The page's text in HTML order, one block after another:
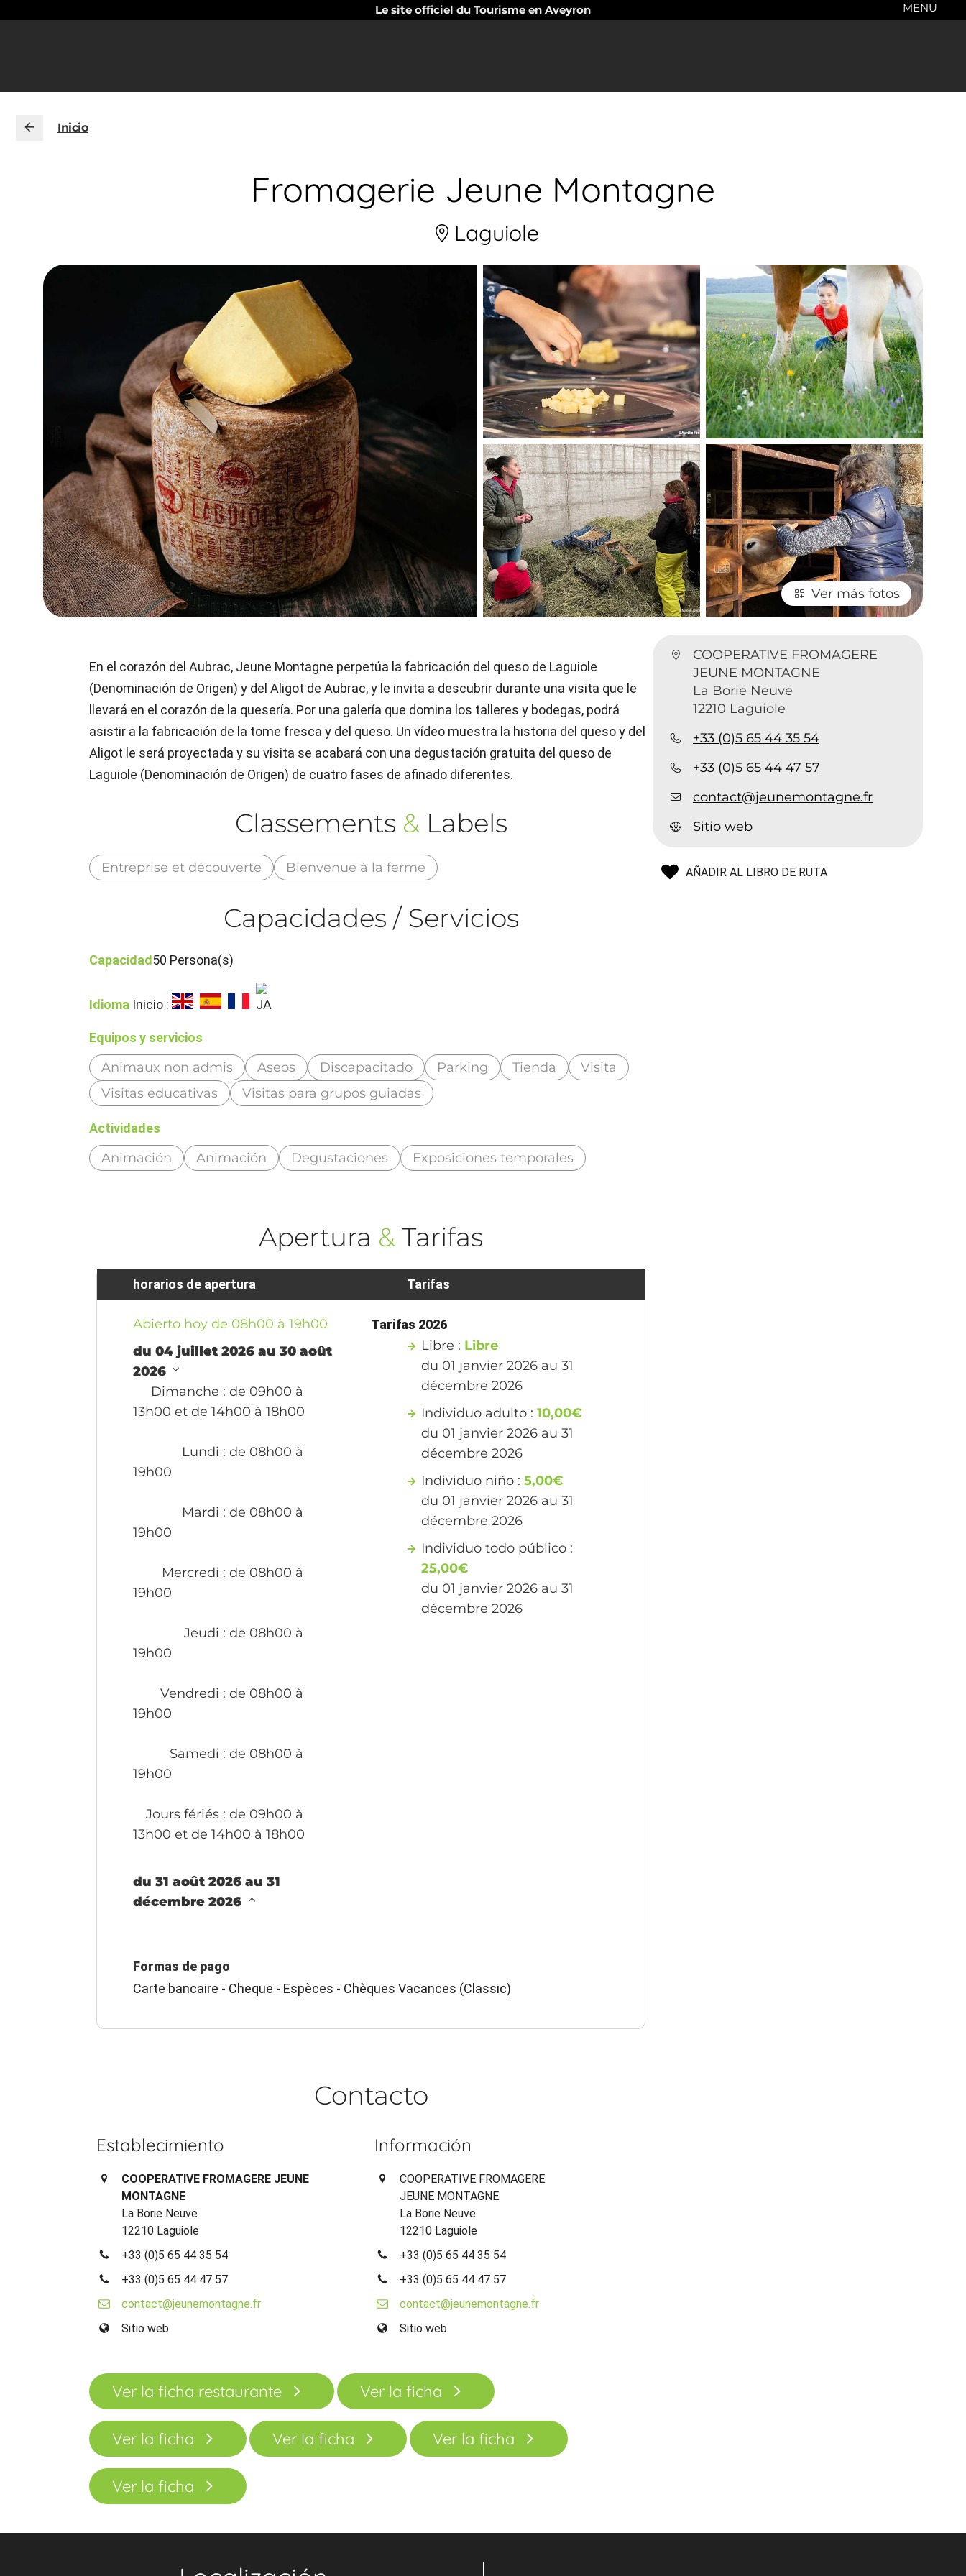
Le site officiel du Tourisme en Aveyron MENU
Inicio
Fromagerie Jeune Montagne
Laguiole
Ver más fotos
COOPERATIVE FROMAGERE
JEUNE MONTAGNE
La Borie Neuve
12210 Laguiole
+33 (0)5 65 44 35 54
+33 (0)5 65 44 47 57
contact@jeunemontagne.fr
Sitio web
AÑADIR AL LIBRO DE RUTA
En el corazón del Aubrac, Jeune Montagne perpetúa la fabricación del queso de Laguiole
(Denominación de Origen) y del Aligot de Aubrac, y le invita a descubrir durante una visita que le
llevará en el corazón de la quesería. Por una galería que domina los talleres y bodegas, podrá
asistir a la fabricación de la tome fresca y del queso. Un vídeo muestra la historia del queso y del
Aligot le será proyectada y su visita se acabará con una degustación gratuita del queso de
Laguiole (Denominación de Origen) de cuatro fases de afinado diferentes.
Classements & Labels
Entreprise et découverte Bienvenue à la ferme
Capacidades / Servicios
Capacidad 50 Persona(s)
Idioma Inicio :
Equipos y servicios
Animaux non admis Aseos Discapacitado Parking Tienda
Visita
Visitas educativas
Visitas para grupos guiadas
Actividades
Animación Animación Degustaciones Exposiciones temporales
Apertura & Tarifas
horarios de apertura
Abierto hoy de 08h00 à 19h00
du 04 juillet 2026 au 30 août
2026
Dimanche : de 09h00 à
13h00 et de 14h00 à 18h00
Lundi : de 08h00 à
19h00
Mardi : de 08h00 à
19h00
Mercredi : de 08h00 à
19h00
Jeudi : de 08h00 à
19h00
Vendredi : de 08h00 à
19h00
Samedi : de 08h00 à
19h00
Jours fériés : de 09h00 à
13h00 et de 14h00 à 18h00
du 31 août 2026 au 31
décembre 2026
Tarifas
Tarifas 2026
Libre : Libre
du 01 janvier 2026 au 31
décembre 2026
Individuo adulto :10,00€
du 01 janvier 2026 au 31
décembre 2026
Individuo niño :5,00€
du 01 janvier 2026 au 31
décembre 2026
Individuo todo público :
25,00€
du 01 janvier 2026 au 31
décembre 2026
Formas de pago
Carte bancaire - Cheque - Espèces - Chèques Vacances (Classic)
Contacto
Establecimiento
COOPERATIVE FROMAGERE JEUNE
MONTAGNE
La Borie Neuve
12210 Laguiole
+33 (0)5 65 44 35 54
+33 (0)5 65 44 47 57
contact@jeunemontagne.fr
Sitio web
Información
COOPERATIVE FROMAGERE
JEUNE MONTAGNE
La Borie Neuve
12210 Laguiole
+33 (0)5 65 44 35 54
+33 (0)5 65 44 47 57
contact@jeunemontagne.fr
Sitio web
Ver la ficha restaurante Ver la ficha
Ver la ficha Ver la ficha Ver la ficha
Ver la ficha